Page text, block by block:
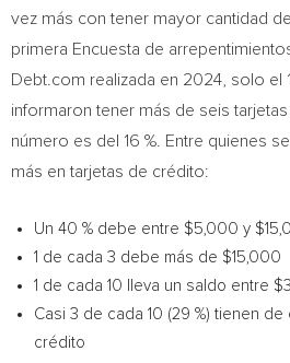
vez más con tener mayor cantidad
primera Encuesta de
Debt.com realizada en 2024, solo el
informaron tener más de seis
número es del 16 %. Entre quienes
más en tarjetas de crédito:
Un 40 % debe entre $5,000 y
1 de cada 3 debe más de $15,000
1 de cada 10 lleva un saldo entre
Casi 3 de cada 10 (29 %) tienen
crédito